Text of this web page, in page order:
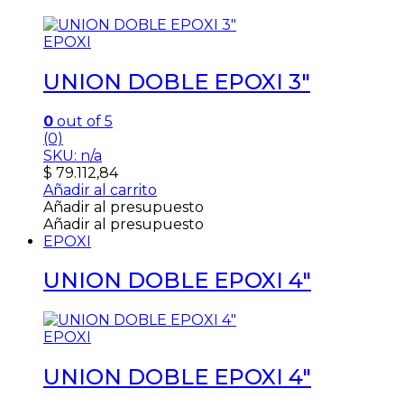
EPOXI
UNION DOBLE EPOXI 3″
0 out of 5
(0)
SKU: n/a
$ 79.112,84
Añadir al carrito
Añadir al presupuesto
Añadir al presupuesto
EPOXI
UNION DOBLE EPOXI 4″
EPOXI
UNION DOBLE EPOXI 4″